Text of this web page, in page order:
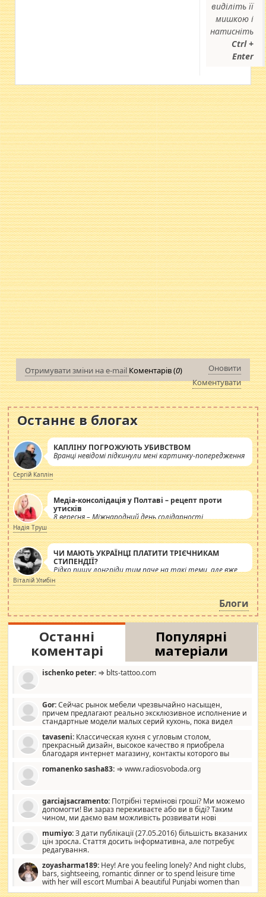
виділіть її
мишкою і
натисніть
Ctrl +
Enter
Отримувати зміни на e-mail Коментарів (0)
Оновити
Коментувати
Останнє в блогах
КАПЛІНУ ПОГРОЖУЮТЬ УБИВСТВОМ
Вранці невідомі підкинули мені картинку-попередження
Сергій Каплін
Медіа-консолідація у Полтаві – рецепт проти
утисків
8 вересня – Міжнародний день солідарності
журналістів.
Надія Труш
ЧИ МАЮТЬ УКРАЇНЦІ ПЛАТИТИ ТРІЄЧНИКАМ
СТИПЕНДІЇ?
Рідко пишу лонгріди тим паче на такі теми, але вже
просто дістало! Обурюють сьогоднішні інсенуації
навколо стипендіального питання. Штучно
роздувається ще одна соціальна катастрофа.
Віталій Улибін
Блоги
Останні
коментарі
Популярні
матеріали
ischenko peter: ⇒ blts-tattoo.com
Gor:Сейчас рынок мебели чрезвычайно насыщен,
причем предлагают реально эксклюзивное исполнение и
стандартные модели малых серий кухонь, пока видел
стандартные формы, в MebelOk, креативненько и что главное -
со вкусом все в порядке, без ненужных наворотов удорожающих
мебель, а это не последний фактор.
tavaseni: Классическая кухня с угловым столом,
прекрасный дизайн, высокое качество я приобрела
благодаря интернет магазину, контакты которого вы
romanenko sasha83: ⇒ www.radiosvoboda.org
garciajsacramento: Потрібні термінові гроші? Ми можемо
допомогти! Ви зараз переживаєте або ви в біді? Таким
чином, ми даємо вам можливість розвивати нові
допомагати людям, які намагаються дати їм шанс. Кожен
заслуговує на другий шанс, і, оскільки влада не зможе, вони
повинні приймати від інших. Для нас нема багато суми, і зрілість
витрат, а тільки узгоджених сум і нічого іншого. Не чекайте і не
коментуйте цей пост. Введіть суму, яку ви хочете подати, і ми
зв'яжемося з вами з усіма варіантами. зв'яжіться з нами
сьогодні на garciajsacramento@gmail.com Вам потрібні термінові
mumiyo:З дати публікації (27.05.2016) більшість вказаних
цін зросла. Стаття досить інформативна, але потребує
редагування.
zoyasharma189: Hey! Are you feeling lonely? And night clubs,
bars, sightseeing, romantic dinner or to spend leisure time
with her will escort Mumbai A beautiful Punjabi women than
sexy escort companion in arms that you guys feel like 5 star luxury